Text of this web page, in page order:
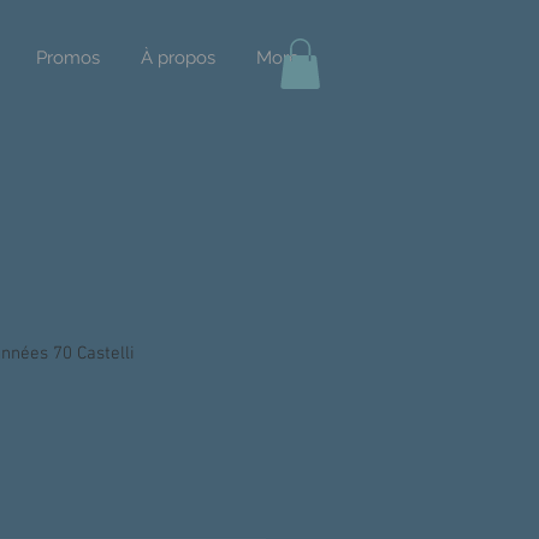
Promos À propos More
70 Castelli